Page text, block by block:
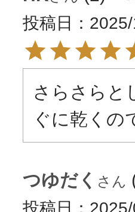
投稿日
さらさらと
ぐに乾くの
つゆだく
投稿日